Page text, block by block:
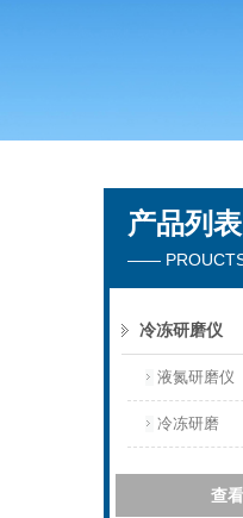
上海万柏生物科技
产品列表
——
冷冻研磨仪
液氮研磨仪
冷冻研磨
查